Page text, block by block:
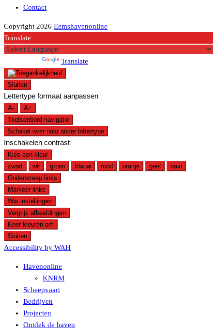
Contact
Copyright 2026 Eemshavenonline
Translate
Translate
Sluiten
Lettertype formaat aanpassen
A-
A+
Toetsenbord navigatie
Schakel over naar ander lettertype
Inschakelen contrast
Kies een kleur
zwart
wit groen blauw rood oranje geel
navi
Onderstreep links
Markeer links
Wis instellingen
Vergrijs afbeeldingen
Keer kleuren om
Sluiten
Accessibility by WAH
Havenonline
KNRM
Scheepvaart
Bedrijven
Projecten
Ontdek de haven